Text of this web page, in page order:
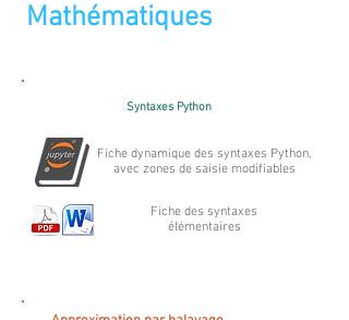
Mathématiques
Syntaxes Python
Fiche dynamique des syntaxes Python,
avec zones de saisie modifiables
Fiche des syntaxes
élémentaires